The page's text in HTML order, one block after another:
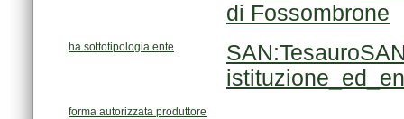
di Fossombrone
ha sottotipologia ente
forma autorizzata produttore